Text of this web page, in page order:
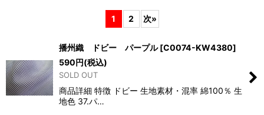
1 2 次»
播州織 ドビー パープル [C0074-KW4380]
590円(税込)
SOLD OUT
商品詳細 特徴 ドビー 生地素材・混率 綿100％ 生
地色 37.パ…